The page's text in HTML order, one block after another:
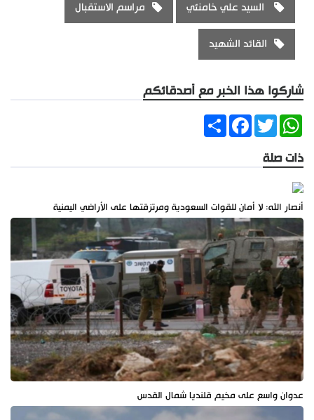
السيد علي خامنئي مراسم الاستقبال
القائد الشهيد
شاركوا هذا الخبر مع أصدقائكم
ShareFacebookTwitter
WhatsApp
ذات صلة
أنصار الله: لا أمان للقوات السعودية ومرتزقتها على الأراضي اليمنية
عدوان واسع على مخيم قلنديا شمال القدس